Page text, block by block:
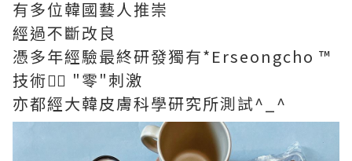
有多位韓國藝人推崇
經過不斷改良
憑多年經驗最終研發獨有*Erseongcho ™
技術👉🏻 "零"刺激
亦都經大韓皮膚科學研究所測試^_^